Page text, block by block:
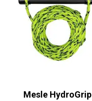
Mesle HydroGrip